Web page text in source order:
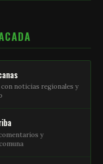
noticias regionales y
y